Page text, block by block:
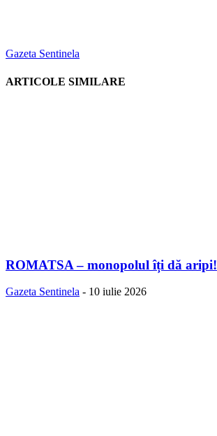
Gazeta Sentinela
ARTICOLE SIMILARE
ROMATSA – monopolul îți dă aripi!
Gazeta Sentinela - 10 iulie 2026